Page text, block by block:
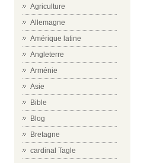
Agriculture
Allemagne
Amérique latine
Angleterre
Arménie
Asie
Bible
Blog
Bretagne
cardinal Tagle